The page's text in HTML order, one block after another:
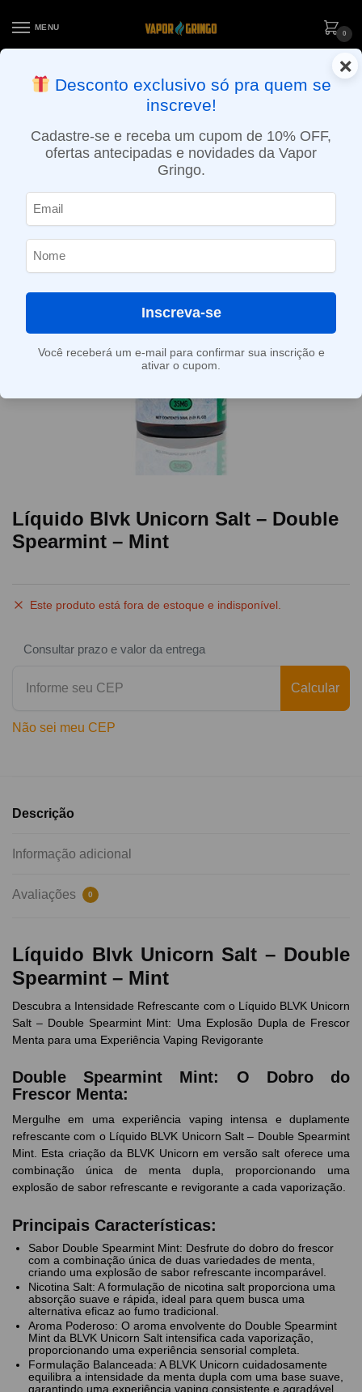
MENU
0
ENTREGA NO MESMO DIA EM SÃO PAULO (SEG A SEX): PEDIDOS
APROVADOS ATÉ 15:30 VIA MOTOBOY
Líquido Blvk Unicorn Salt – Double
Spearmint – Mint
Este produto está fora de estoque e indisponível.
Consultar prazo e valor da entrega
Calcular
Não sei meu CEP
Descrição
Informação adicional
Avaliações 0
Líquido Blvk Unicorn Salt – Double
Spearmint – Mint
Descubra a Intensidade Refrescante com o Líquido BLVK Unicorn
Salt – Double Spearmint Mint: Uma Explosão Dupla de Frescor
Menta para uma Experiência Vaping Revigorante
Double Spearmint Mint: O Dobro do
Frescor Menta:
Mergulhe em uma experiência vaping intensa e duplamente
refrescante com o Líquido BLVK Unicorn Salt – Double Spearmint
Mint. Esta criação da BLVK Unicorn em versão salt oferece uma
combinação única de menta dupla, proporcionando uma
explosão de sabor refrescante e revigorante a cada vaporização.
Principais Características:
Sabor Double Spearmint Mint: Desfrute do dobro do frescor
com a combinação única de duas variedades de menta,
criando uma explosão de sabor refrescante incomparável.
Nicotina Salt: A formulação de nicotina salt proporciona uma
absorção suave e rápida, ideal para quem busca uma
alternativa eficaz ao fumo tradicional.
Aroma Poderoso: O aroma envolvente do Double Spearmint
Mint da BLVK Unicorn Salt intensifica cada vaporização,
proporcionando uma experiência sensorial completa.
Formulação Balanceada: A BLVK Unicorn cuidadosamente
equilibra a intensidade da menta dupla com uma base suave,
garantindo uma experiência vaping consistente e agradável.
×
Desconto exclusivo só pra quem se
inscreve!
Cadastre-se e receba um cupom de 10% OFF,
ofertas antecipadas e novidades da Vapor
Gringo.
Inscreva-se
Você receberá um e-mail para confirmar sua inscrição e
ativar o cupom.